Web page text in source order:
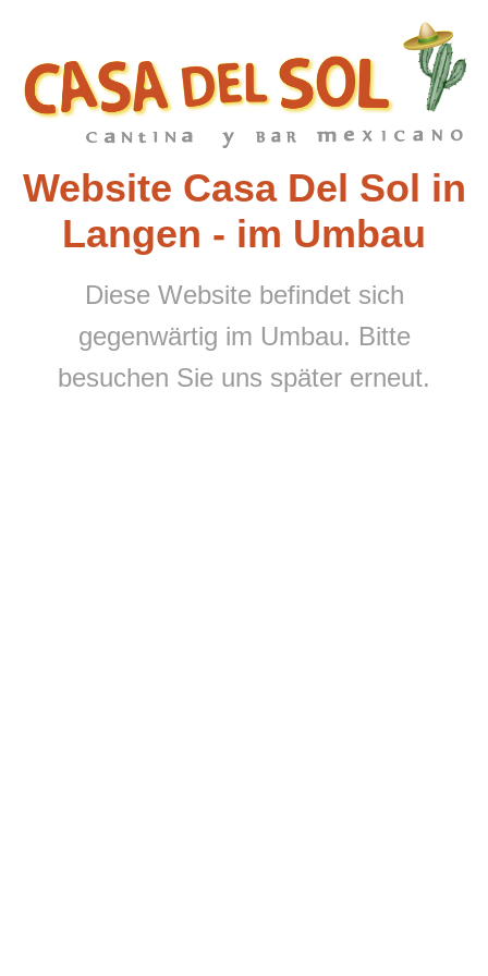
Website Casa Del Sol in
Langen - im Umbau
Diese Website befindet sich
gegenwärtig im Umbau. Bitte
besuchen Sie uns später erneut.